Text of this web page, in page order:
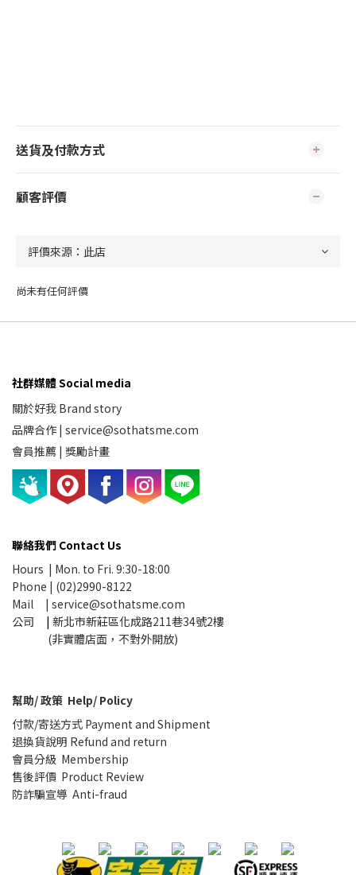
送貨及付款方式
顧客評價
尚未有任何評價
社群媒體 Social media
關於好我 Brand story
品牌合作 | service@sothatsme.com
會員推薦 | 獎勵計畫
聯絡我們 Contact Us
Hours | Mon. to Fri. 9:30-18:00
Phone | (02)2990-8122
Mail | service@sothatsme.com
公司
| 新北市新莊區化成路211巷34號2樓
(非實體店面，不對外開放)
幫助/ 政策 Help/ Policy
付款/寄送方式 Payment and Shipment
退換貨說明 Refund and return
會員分級 Membership
售後評價 Product Review
防詐騙宣導 Anti-fraud